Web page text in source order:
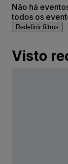
Não há
todos os
Redefinir filtros
Visto